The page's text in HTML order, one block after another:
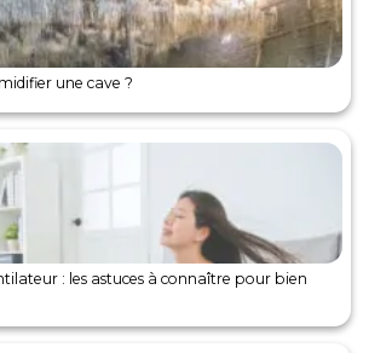
une cave ?
: les astuces à connaître pour bien